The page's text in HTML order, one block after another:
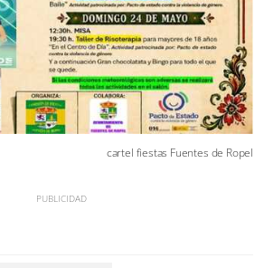
cartel fiestas Fuentes de Ropel